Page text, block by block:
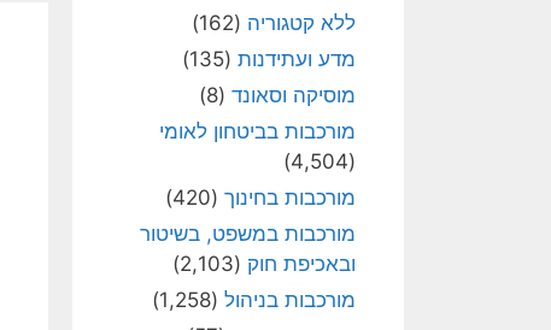
ללא קטגוריה (162)
מדע ועתידנות (135)
מוסיקה וסאונד (8)
מורכבות בביטחון לאומי
(4,504)
מורכבות בחינוך (420)
מורכבות במשפט, בשיטור
ובאכיפת חוק (2,103)
מורכבות בניהול (1,258)